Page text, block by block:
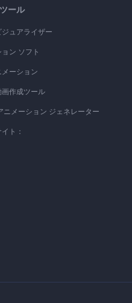
ール
ュアライザー
ン ソフト
メーション
作成ツール
ニメーション ジェネレーター
ト：